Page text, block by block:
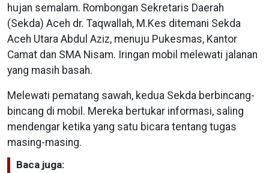
hujan semalam. Rombongan Sekretaris Daerah
(Sekda) Aceh dr. Taqwallah, M.Kes ditemani Sekda
Aceh Utara Abdul Aziz, menuju Pukesmas, Kantor
Camat dan SMA Nisam. Iringan mobil melewati jalanan
yang masih basah.
Melewati pematang sawah, kedua Sekda berbincang-
bincang di mobil. Mereka bertukar informasi, saling
mendengar ketika yang satu bicara tentang tugas
masing-masing.
Baca juga: